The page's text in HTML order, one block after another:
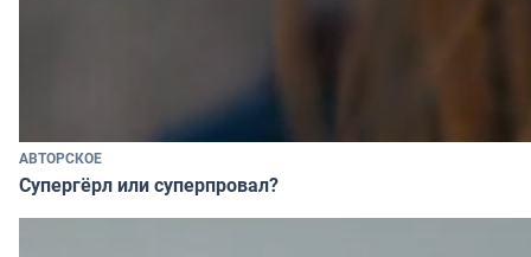
АВТОРСКОЕ
Супергёрл или суперпровал?